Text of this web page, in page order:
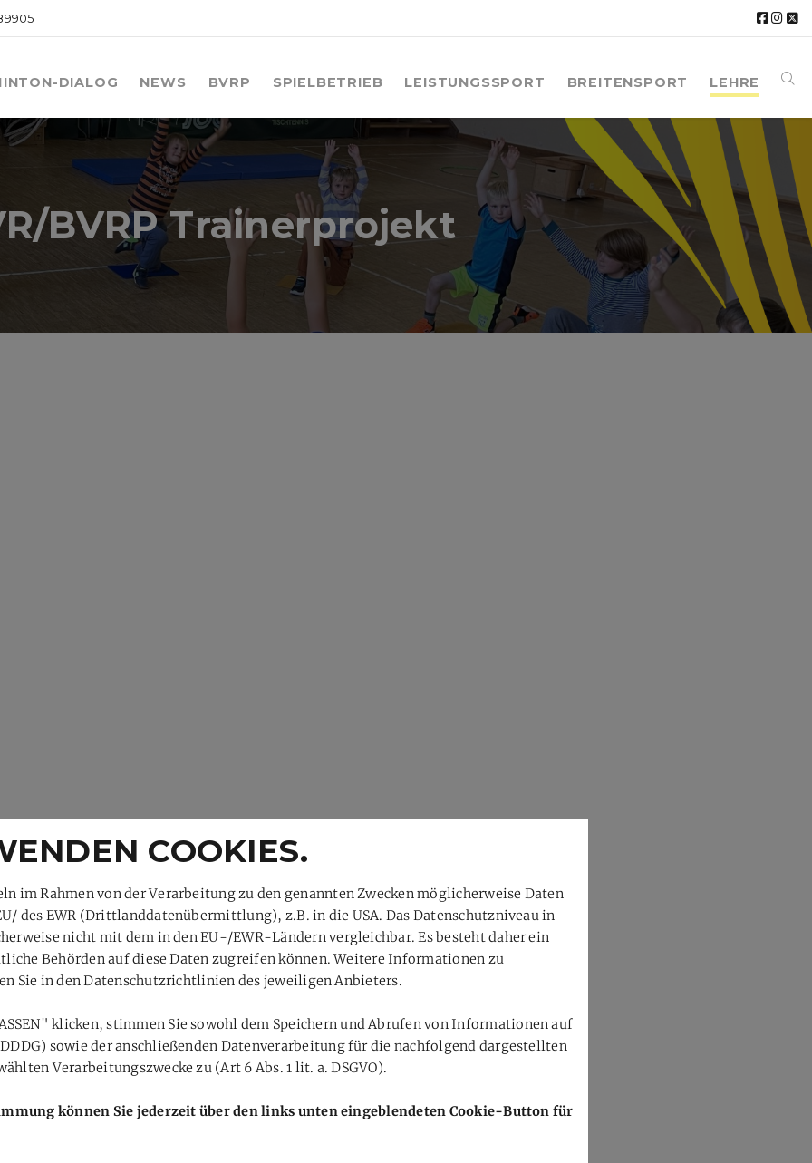
DIALOG NEWS BVRP SPIELBETRIEB LEISTUNGSSPORT BREITENSPORT LEHRE
BVRP Trainerprojekt
COOKIES.
im Rahmen von der Verarbeitung zu den genannten Zwecken möglicherweise Daten
des EWR (Drittlanddatenübermittlung), z.B. in die USA. Das Datenschutzniveau in
nicht mit dem in den EU-/EWR-Ländern vergleichbar. Es besteht daher ein
Behörden auf diese Daten zugreifen können. Weitere Informationen zu
Sie in den Datenschutzrichtlinien des jeweiligen Anbieters.
klicken, stimmen Sie sowohl dem Speichern und Abrufen von Informationen auf
sowie der anschließenden Datenverarbeitung für die nachfolgend dargestellten
Verarbeitungszwecke zu (Art 6 Abs. 1 lit. a. DSGVO).
können Sie jederzeit über den links unten eingeblendeten Cookie-Button für